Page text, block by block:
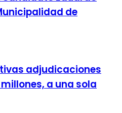
de
adjudicaciones
a una sola